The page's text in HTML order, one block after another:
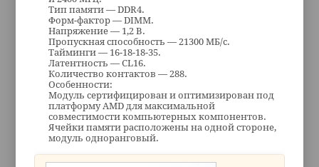
Тип памяти — DDR4.
Форм-фактор — DIMM.
Напряжение — 1,2 В.
Пропускная способность — 21300 МБ/с.
Тайминги — 16-18-18-35.
Латентность — CL16.
Количество контактов — 288.
Особенности:
Модуль сертифицирован и оптимизирован под
платформу AMD для максимальной
совместимости компьютерных компонентов.
Ячейки памяти расположены на одной стороне,
модуль одноранговый.